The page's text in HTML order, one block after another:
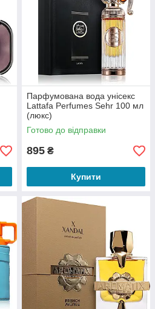
Парфумована вода унісекс
Lattafa Perfumes Sehr 100 мл
(люкс)
Готово до відправки
895 ₴
Купити